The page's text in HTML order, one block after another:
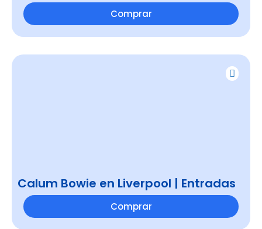
Comprar
Calum Bowie en Liverpool | Entradas
Comprar